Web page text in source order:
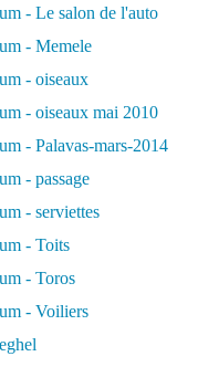
- Le salon de l'auto
- Memele
- oiseaux
- oiseaux mai 2010
- Palavas-mars-2014
- passage
- serviettes
- Toits
- Toros
- Voiliers